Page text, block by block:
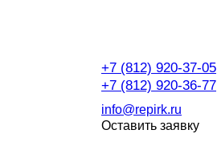
+7 (812) 920-37-05
+7 (812) 920-36-77
info@repirk.ru
Оставить заявку